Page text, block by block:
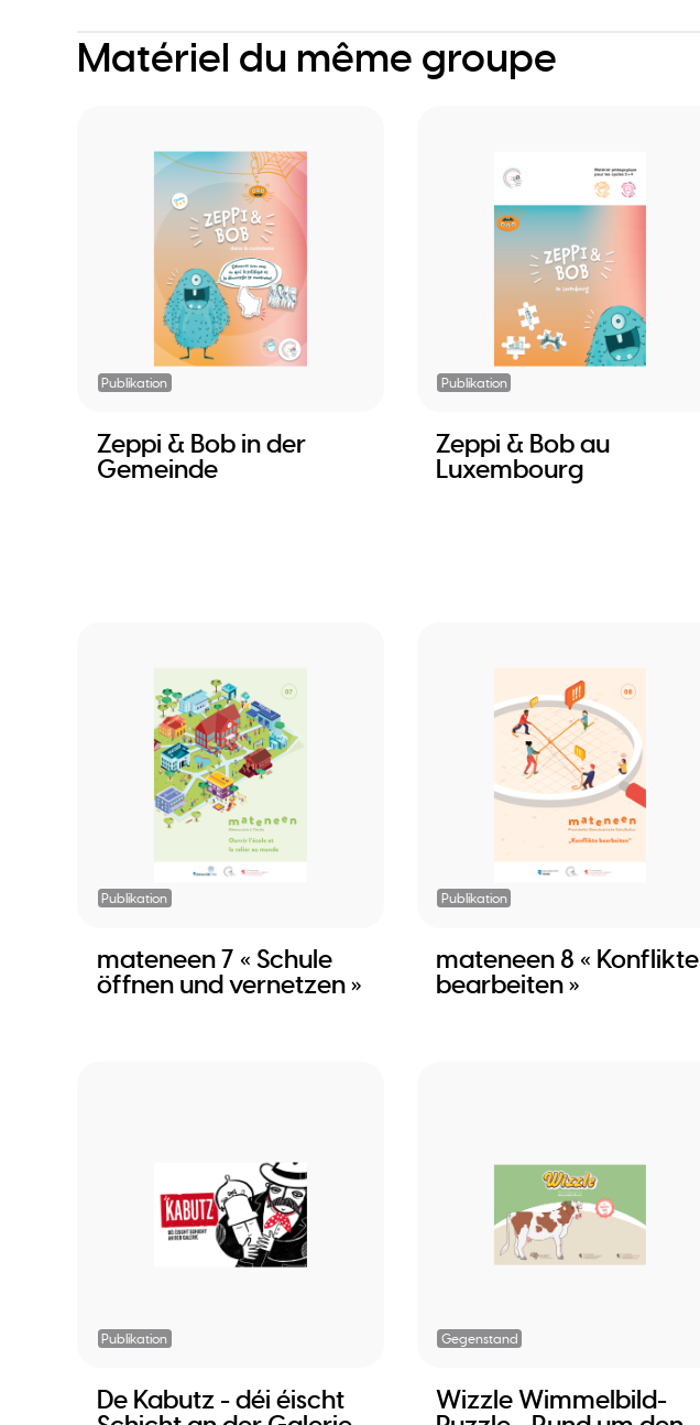
Matériel du même groupe
Publikation
Zeppi & Bob in der
Gemeinde
Publikation
Zeppi & Bob au
Luxembourg
Publikation
mateneen 7 « Schule
öffnen und vernetzen »
Publikation
mateneen 8 « Konflikte
bearbeiten »
Publikation
De Kabutz - déi éischt
Gegenstand
Wizzle Wimmelbild-